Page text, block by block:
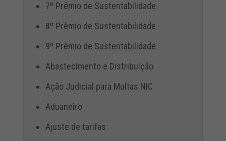
7º Prêmio de Sustentabilidade
8º Prêmio de Sustentabilidade
9º Prêmio de Sustentabilidade
Abastecimento e Distribuição
Ação Judicial para Multas NIC
Aduaneiro
Ajuste de tarifas